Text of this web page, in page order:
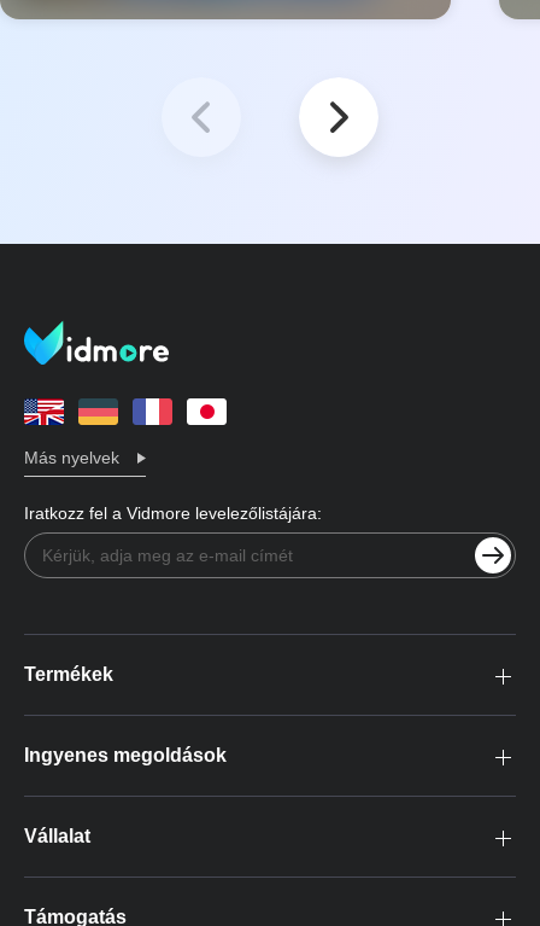
Más nyelvek
Iratkozz fel a Vidmore levelezőlistájára:
Termékek
Ingyenes megoldások
Vállalat
Támogatás